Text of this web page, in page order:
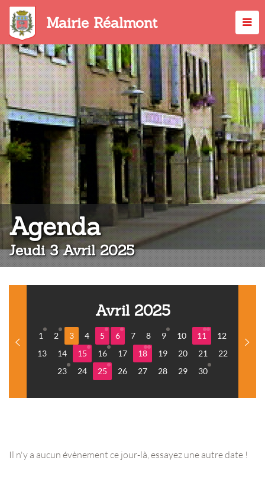
Aller
contenu
principal
Mairie Réalmont
Agenda:
Jeudi 3 Avril 2025
Avril 2025
1 2 3 4 5 6 7 8 9 10 11
12
13
14 15 16 17 18 19 20 21
22
23
24 25 26 27 28 29 30
Il n'y a aucun évènement ce jour-là, essayez une autre date !